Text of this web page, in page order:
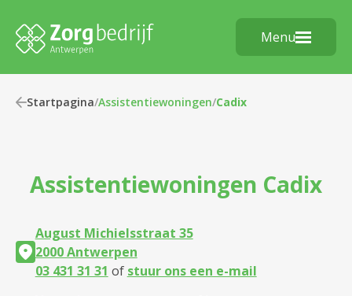
Menu
Startpagina/Assistentiewoningen/Cadix
Assistentiewoningen Cadix
August Michielsstraat 35
2000 Antwerpen
03 431 31 31 of stuur ons een e-mail